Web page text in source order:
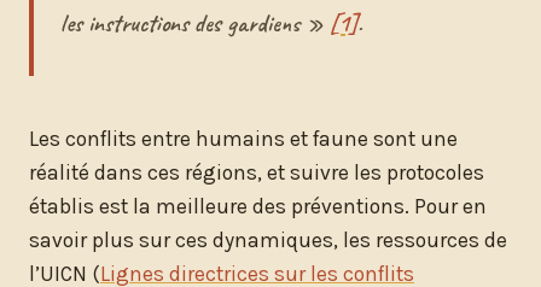
les instructions des gardiens » [1].
Les conflits entre humains et faune sont une
réalité dans ces régions, et suivre les protocoles
établis est la meilleure des préventions. Pour en
savoir plus sur ces dynamiques, les ressources de
l’UICN (Lignes directrices sur les conflits